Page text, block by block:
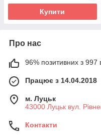
Купити
Про нас
96% позитивних з 997
Працює з 14.04.2018
м. Луцьк
43000 Луцьк вул.
Контакти